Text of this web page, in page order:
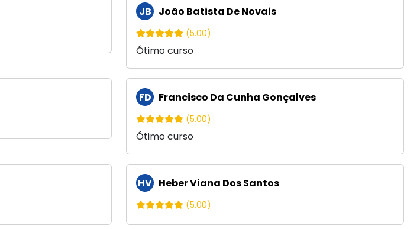
JB João Batista De Novais
(5.00)
Ótimo curso
FD Francisco Da Cunha Gonçalves
(5.00)
Ótimo curso
HV Heber Viana Dos Santos
(5.00)